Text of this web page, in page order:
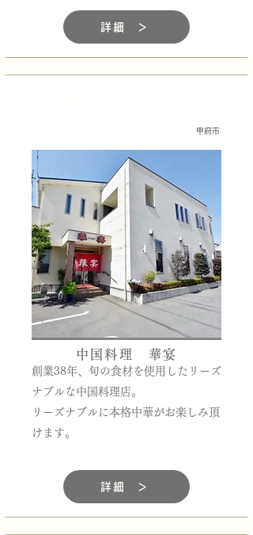
詳細 ＞
甲府市
中国料理 華宴
創業38年、旬の食材を使用したリーズ
ナブルな中国料理店。
リーズナブルに本格中華がお楽しみ頂
けます。
詳細 ＞